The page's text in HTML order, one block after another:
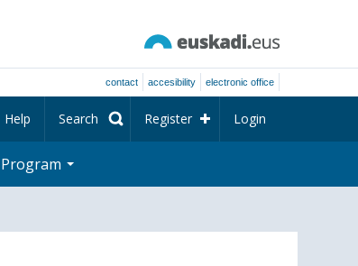
contact accesibility electronic office
Help Search Register Login